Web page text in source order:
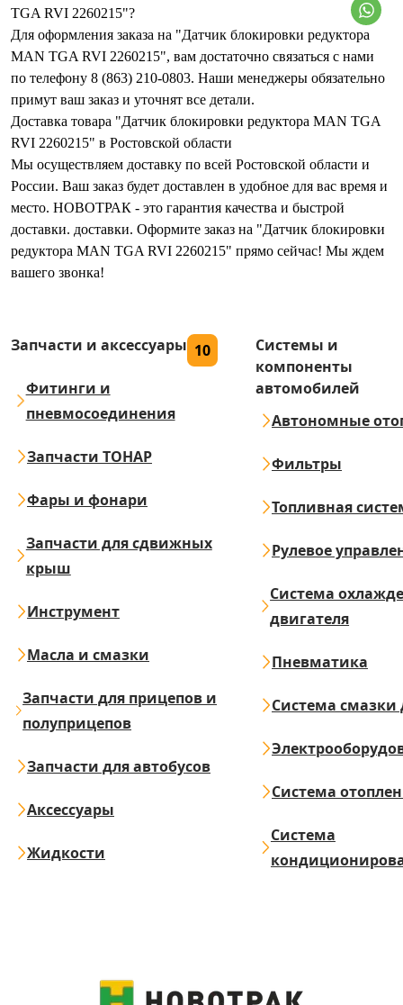
TGA RVI 2260215"?
Для оформления заказа на "Датчик блокировки редуктора
MAN TGA RVI 2260215", вам достаточно связаться с нами
по телефону 8 (863) 210-0803. Наши менеджеры обязательно
примут ваш заказ и уточнят все детали.
Доставка товара "Датчик блокировки редуктора MAN TGA
RVI 2260215" в Ростовской области
Мы осуществляем доставку по всей Ростовской области и
России. Ваш заказ будет доставлен в удобное для вас время и
место. НОВОТРАК - это гарантия качества и быстрой
доставки. доставки. Оформите заказ на "Датчик блокировки
редуктора MAN TGA RVI 2260215" прямо сейчас! Мы ждем
вашего звонка!
Запчасти и аксессуары 10
Фитинги и
пневмосоединения
Запчасти ТОНАР
Фары и фонари
Запчасти для сдвижных
крыш
Инструмент
Масла и смазки
Запчасти для прицепов и
полуприцепов
Запчасти для автобусов
Аксессуары
Жидкости
Системы и
компоненты
автомобилей
Автономные
Фильтры
Топливная
Рулевое
Система
двигателя
Пневматика
Система смазки
Система
Система